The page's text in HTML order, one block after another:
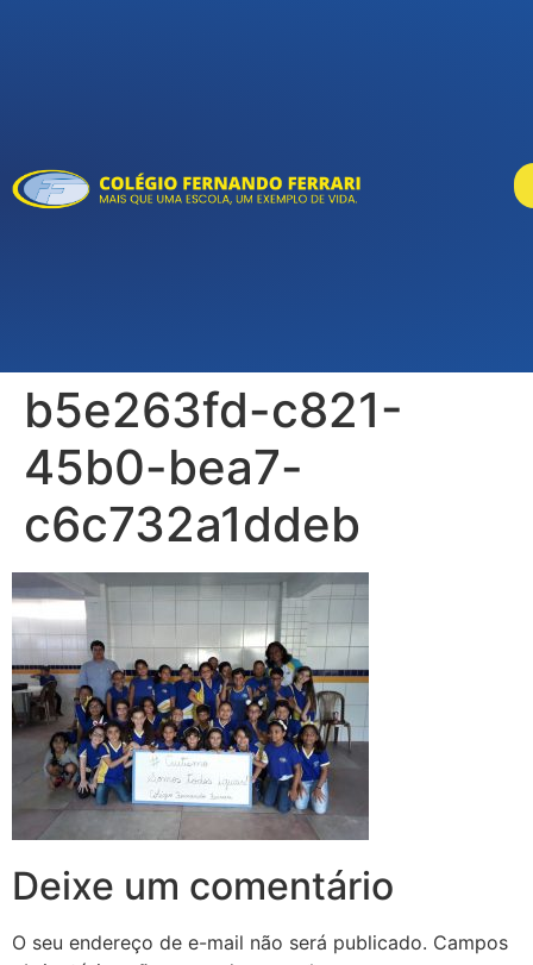
b5e263fd-c821-
45b0-bea7-
c6c732a1ddeb
Deixe um comentário
O seu endereço de e-mail não será publicado. Campos